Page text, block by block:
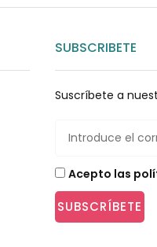
SUBSCRIBETE
Suscríbete a
Acepto las
SUBSCRÍBETE